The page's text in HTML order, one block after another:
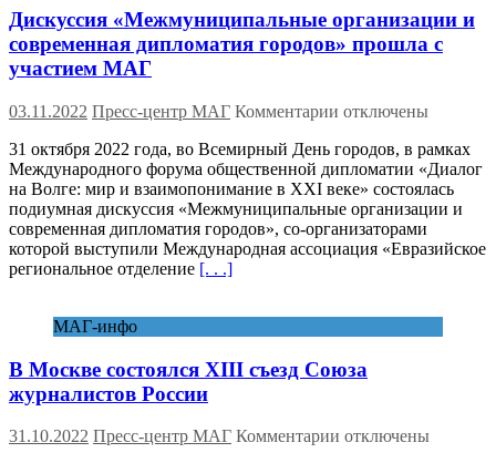
Дискуссия «Межмуниципальные организации и
современная дипломатия городов» прошла с
участием МАГ
03.11.2022 Пресс-центр МАГ Комментарии к
Дискуссия
организации
и
современная
дипломатия
отключены
31 октября 2022 года, во Всемирный День городов, в рамках
Международного форума общественной дипломатии «Диалог
на Волге: мир и взаимопонимание в XXI веке» состоялась
подиумная дискуссия «Межмуниципальные организации и
современная дипломатия городов», со-организаторами
которой выступили Международная ассоциация «Евразийское
региональное отделение [. . .]
МАГ-инфо
В Москве состоялся XIII съезд Союза
журналистов России
31.10.2022 Пресс-центр МАГ Комментарии котключены